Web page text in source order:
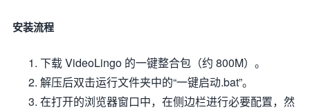
安装流程
下载 VideoLingo 的一键整合包（约 800M）。
解压后双击运行文件夹中的“一键启动.bat”。
在打开的浏览器窗口中，在侧边栏进行必要配置，然